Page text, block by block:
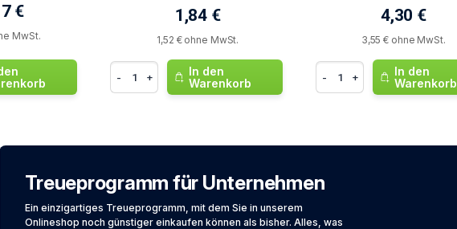
€
MwSt.
1,84 €
1,52 € ohne MwSt.
- +
In den
Warenkorb
4,30 €
3,55 € ohne MwSt.
- +
In den
Warenkorb
Treueprogramm für Unternehmen
Ein einzigartiges Treueprogramm, mit dem Sie in unserem
Onlineshop noch günstiger einkaufen können als bisher. Alles, was